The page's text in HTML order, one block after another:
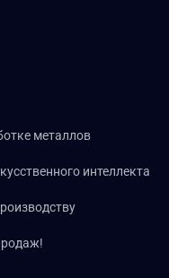
металлов
интеллекта